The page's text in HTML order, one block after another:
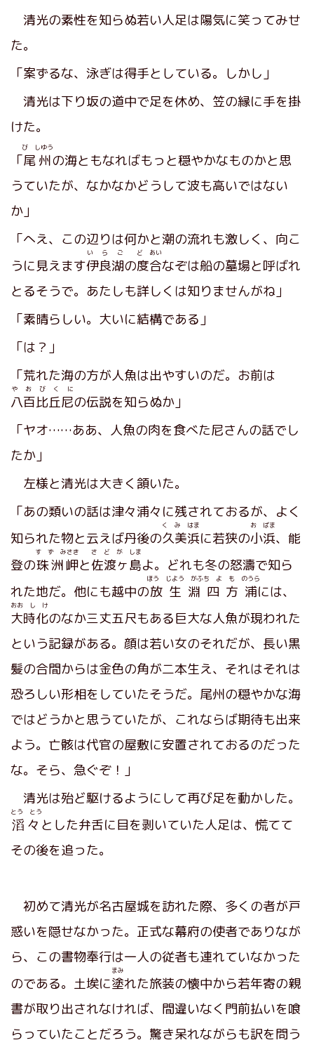
清光の素性を知らぬ若い人足は陽気に笑ってみせ
た。
「案ずるな、泳ぎは得手としている。しかし」
清光は下り坂の道中で足を休め、笠の縁に手を掛
けた。
「尾州
び しゆう
の海ともなればもっと穏やかなものかと思
うていたが、なかなかどうして波も高いではない
か」
「へえ、この辺りは何かと潮の流れも激しく、向こ
うに見えます伊良湖
い ら ご
の度合
ど あい
なぞは船の墓場と呼ばれ
とるそうで。あたしも詳しくは知りませんがね」
「素晴らしい。大いに結構である」
「は？」
「荒れた海の方が人魚は出やすいのだ。お前は
八百比丘尼
や お び く に
の伝説を知らぬか」
「ヤオ……ああ、人魚の肉を食べた尼さんの話でし
たか」
左様と清光は大きく頷いた。
「あの類いの話は津々浦々に残されておるが、よく
知られた物と云えば丹後の久美浜
く み はま
に若狭の小浜
お ばま
、能
登の珠洲岬
す ず みさき
と佐渡ヶ島
さ ど が しま
よ。どれも冬の怒濤で知ら
れた地だ。他にも越中の放生淵四方浦
ほう じよう がふち よ も のうら
には、
大時化
おお し け
のなか三丈五尺もある巨大な人魚が現われた
という記録がある。顔は若い女のそれだが、長い黒
髪の合間からは金色の角が二本生え、それはそれは
恐ろしい形相をしていたそうだ。尾州の穏やかな海
ではどうかと思うていたが、これならば期待も出来
よう。亡骸は代官の屋敷に安置されておるのだった
な。そら、急ぐぞ！」
清光は殆ど駆けるようにして再び足を動かした。
滔々
とう とう
とした弁舌に目を剥いていた人足は、慌てて
その後を追った。
初めて清光が名古屋城を訪れた際、多くの者が戸
惑いを隠せなかった。正式な幕府の使者でありなが
ら、この書物奉行は一人の従者も連れていなかった
のである。土埃に塗
まみ
れた旅装の懐中から若年寄の親
書が取り出されなければ、間違いなく門前払いを喰
らっていたことだろう。驚き呆れながらも訳を問う